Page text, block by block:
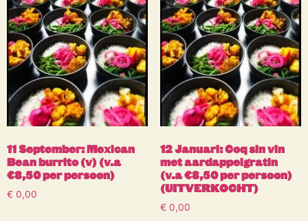
11 September: Mexican
Bean burrito (v) (v.a
€8,50 per persoon)
€ 0,00
12 Januari: Coq sin vin
met aardappelgratin
(v.a €8,50 per persoon)
(UITVERKOCHT)
€ 0,00